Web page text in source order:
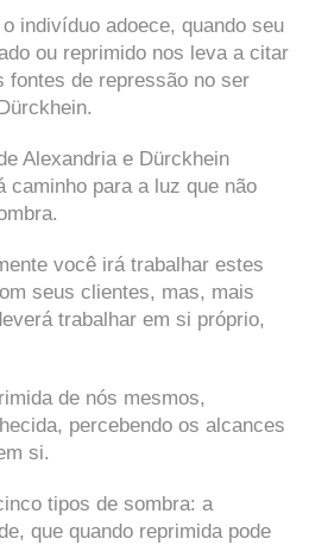
indivíduo adoece, quando seu
ou reprimido nos leva a citar
fontes de repressão no ser
Alexandria e Dürckhein
caminho para a luz que não
você irá trabalhar estes
seus clientes, mas, mais
trabalhar em si próprio,
de nós mesmos,
percebendo os alcances
si.
tipos de sombra: a
que quando reprimida pode